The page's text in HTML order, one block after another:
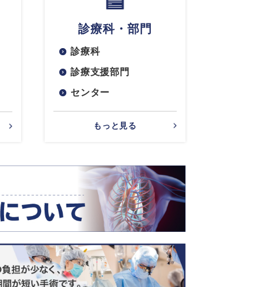
診療科・部門
診療科
診療支援部門
センター
もっと見る